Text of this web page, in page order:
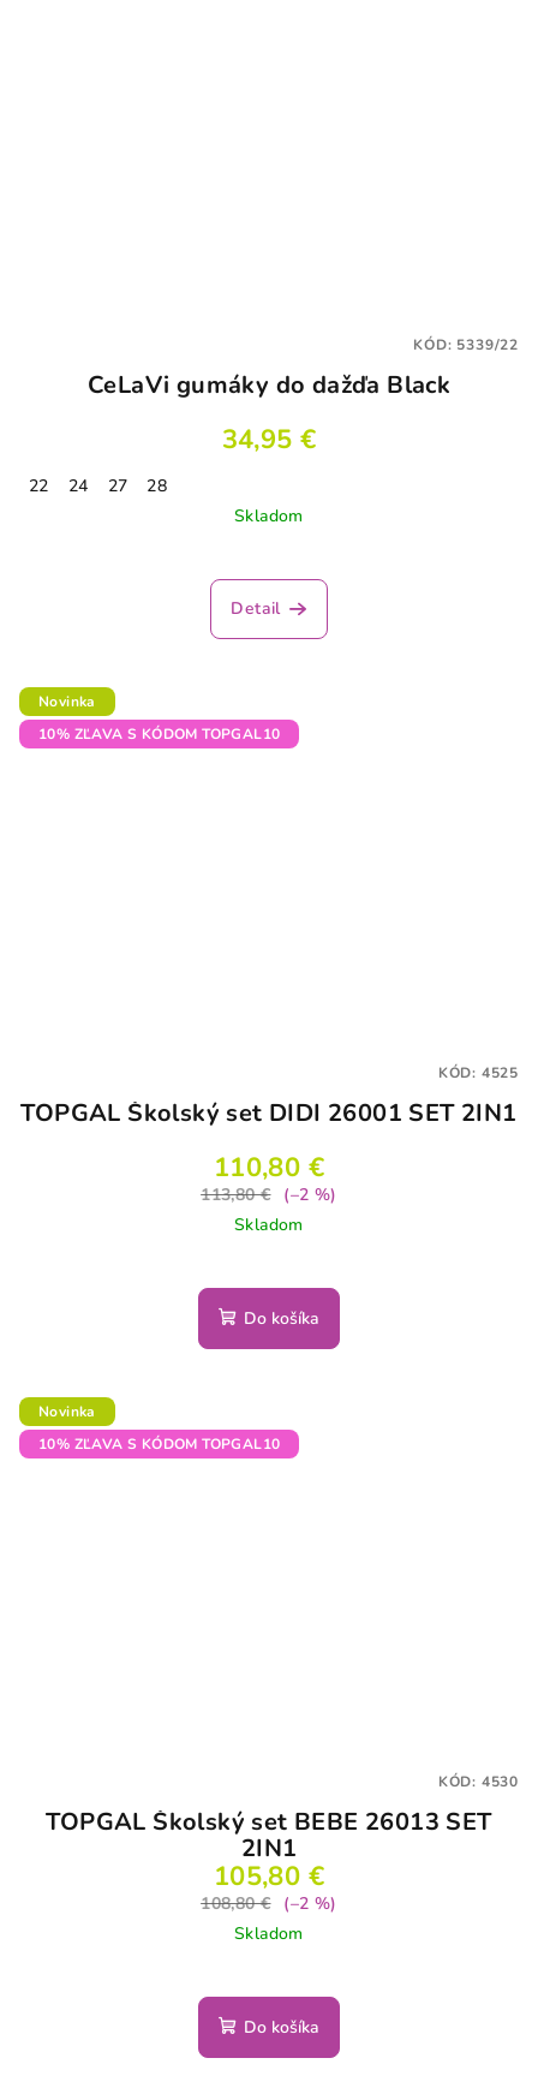
CeLaVi gumáky do dažďa Black
34,95 €
22 24 27
28
Skladom
Detail
KÓD: 5339/22
Novinka
10% ZĽAVA S KÓDOM TOPGAL10
TOPGAL Školský set DIDI 26001 SET 2IN1
110,80 €
113,80 €
(–2 %)
Skladom
Do košíka
KÓD: 4525
Novinka
10% ZĽAVA S KÓDOM TOPGAL10
TOPGAL Školský set BEBE 26013 SET
2IN1
105,80 €
108,80 €
(–2 %)
Skladom
Do košíka
KÓD: 4530